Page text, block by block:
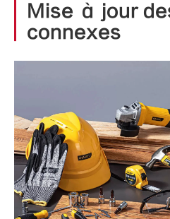
Mise à jour
connexes